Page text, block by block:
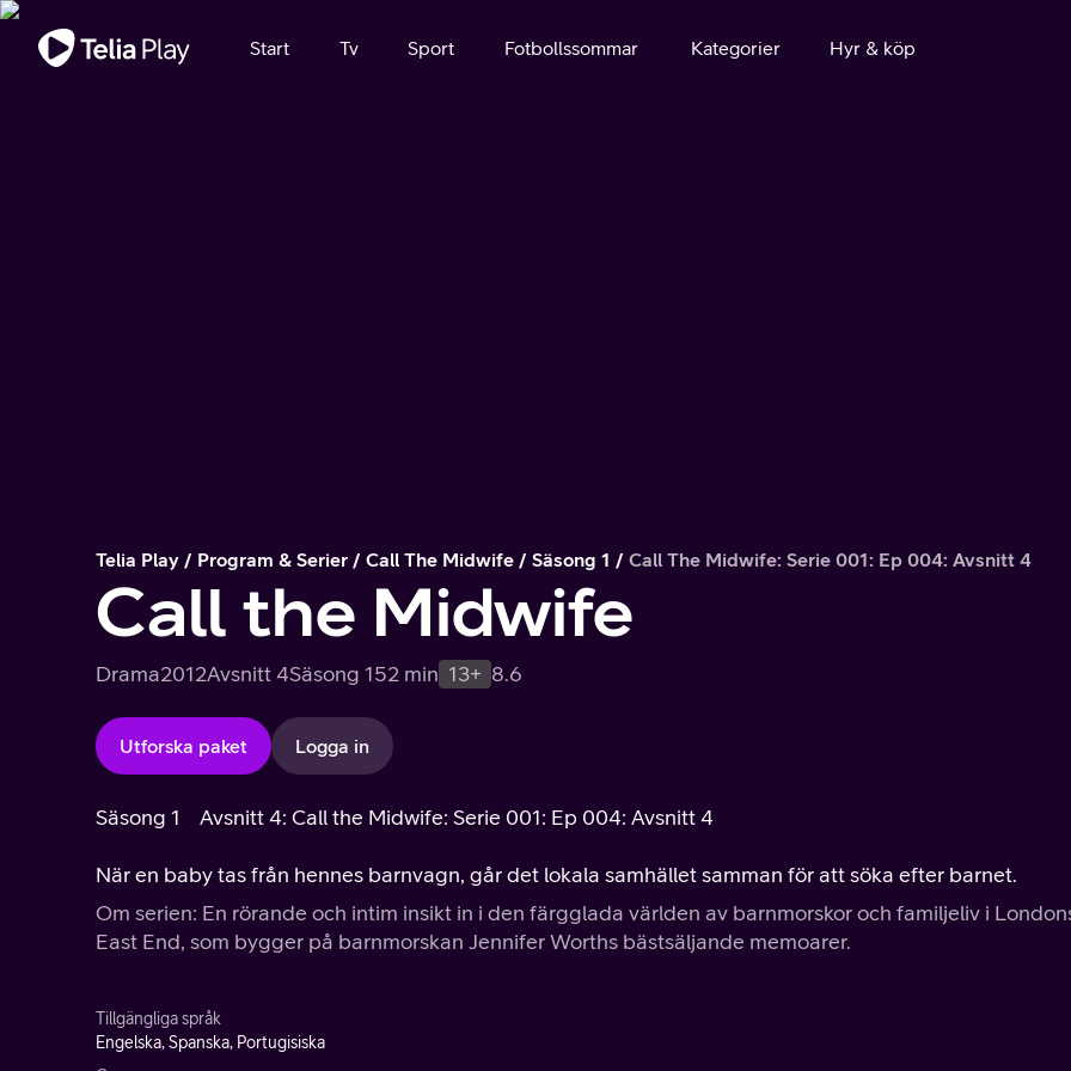
Viktigt meddelande
Start Tv Sport Fotbollssommar Kategorier Hyr & köp
Telia Play Program & Serier Call The Midwife Säsong 1 Call The Midwife: Serie 001: Ep 004: Avsnitt 4
Call the Midwife
Drama2012Avsnitt 4Säsong 152 min 13+ 8.6
Utforska paket Logga in
Säsong 1 Avsnitt 4: Call the Midwife: Serie 001: Ep 004: Avsnitt 4
När en baby tas från hennes barnvagn, går det lokala samhället samman för att söka efter barnet.
Om serien: En rörande och intim insikt in i den färgglada världen av barnmorskor och familjeliv i
East End, som bygger på barnmorskan Jennifer Worths bästsäljande memoarer.
Tillgängliga språk
Engelska, Spanska, Portugisiska